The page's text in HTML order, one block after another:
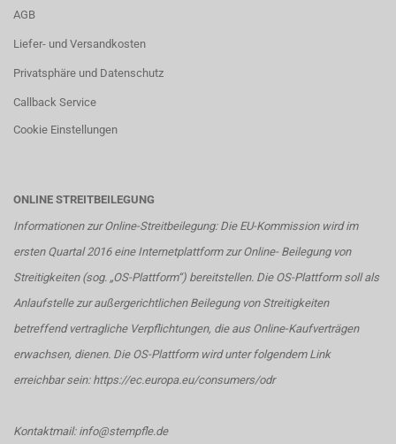
AGB
Liefer- und Versandkosten
Privatsphäre und Datenschutz
Callback Service
Cookie Einstellungen
ONLINE STREITBEILEGUNG
Informationen zur Online-Streitbeilegung: Die EU-Kommission wird im
ersten Quartal 2016 eine Internetplattform zur Online- Beilegung von
Streitigkeiten (sog. „OS-Plattform“) bereitstellen. Die OS-Plattform soll als
Anlaufstelle zur außergerichtlichen Beilegung von Streitigkeiten
betreffend vertragliche Verpflichtungen, die aus Online-Kaufverträgen
erwachsen, dienen. Die OS-Plattform wird unter folgendem Link
erreichbar sein: https://ec.europa.eu/consumers/odr
Kontaktmail: info@stempfle.de